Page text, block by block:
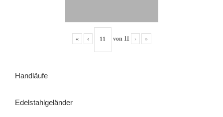
« ‹ von 11 › »
Handläufe
Edelstahlgeländer